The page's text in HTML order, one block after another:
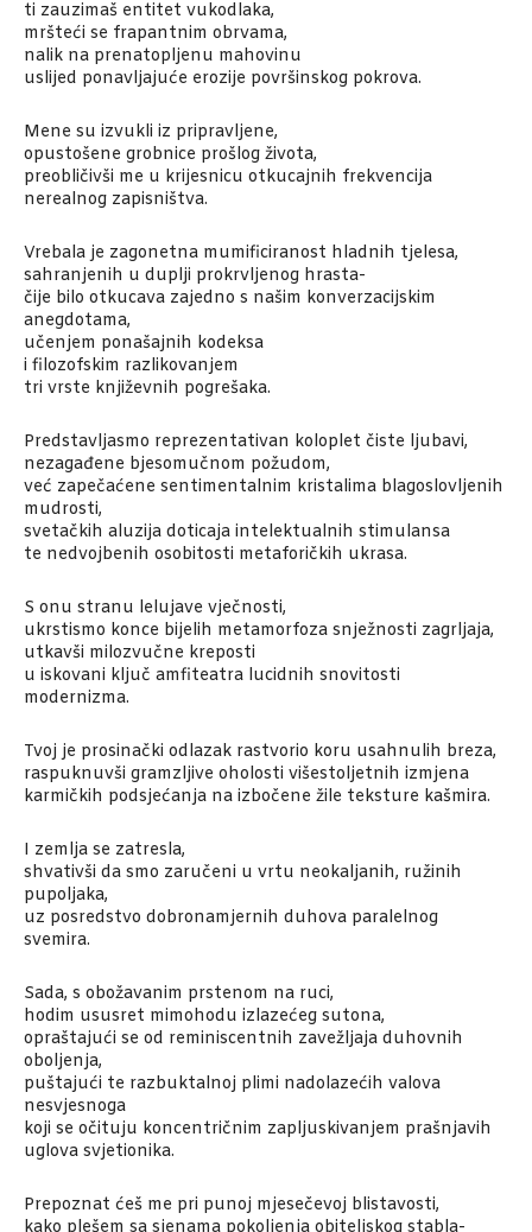
ti zauzimaš entitet vukodlaka,
mršteći se frapantnim obrvama,
nalik na prenatopljenu mahovinu
uslijed ponavljajuće erozije površinskog pokrova.
Mene su izvukli iz pripravljene,
opustošene grobnice prošlog života,
preobličivši me u krijesnicu otkucajnih frekvencija
nerealnog zapisništva.
Vrebala je zagonetna mumificiranost hladnih tjelesa,
sahranjenih u duplji prokrvljenog hrasta-
čije bilo otkucava zajedno s našim konverzacijskim
anegdotama,
učenjem ponašajnih kodeksa
i filozofskim razlikovanjem
tri vrste književnih pogrešaka.
Predstavljasmo reprezentativan koloplet čiste ljubavi,
nezagađene bjesomučnom požudom,
već zapečaćene sentimentalnim kristalima blagoslovljenih
mudrosti,
svetačkih aluzija doticaja intelektualnih stimulansa
te nedvojbenih osobitosti metaforičkih ukrasa.
S onu stranu lelujave vječnosti,
ukrstismo konce bijelih metamorfoza snježnosti zagrljaja,
utkavši milozvučne kreposti
u iskovani ključ amfiteatra lucidnih snovitosti
modernizma.
Tvoj je prosinački odlazak rastvorio koru usahnulih breza,
raspuknuvši gramzljive oholosti višestoljetnih izmjena
karmičkih podsjećanja na izbočene žile teksture kašmira.
I zemlja se zatresla,
shvativši da smo zaručeni u vrtu neokaljanih, ružinih
pupoljaka,
uz posredstvo dobronamjernih duhova paralelnog
svemira.
Sada, s obožavanim prstenom na ruci,
hodim ususret mimohodu izlazećeg sutona,
opraštajući se od reminiscentnih zavežljaja duhovnih
oboljenja,
puštajući te razbuktalnoj plimi nadolazećih valova
nesvjesnoga
koji se očituju koncentričnim zapljuskivanjem prašnjavih
uglova svjetionika.
Prepoznat ćeš me pri punoj mjesečevoj blistavosti,